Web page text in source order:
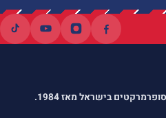
בישראל מאז 1984.